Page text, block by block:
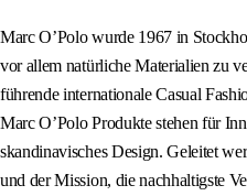
Marc O’Polo wurde 1967 in
vor allem natürliche Materialien zu
führende internationale Casual
Marc O’Polo Produkte stehen für
skandinavisches Design. Geleitet
und der Mission, die nachhaltigste